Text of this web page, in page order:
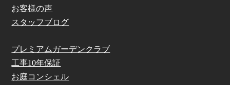
お客様の声
スタッフブログ
プレミアムガーデンクラブ
工事10年保証
お庭コンシェル